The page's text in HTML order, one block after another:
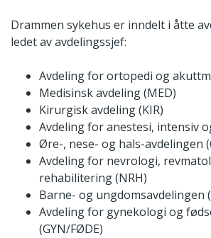
Drammen sykehus er inndelt i åtte
ledet av avdelingssjef:
Avdeling for ortopedi og
Medisinsk avdeling (MED)
Kirurgisk avdeling (KIR)
Avdeling for anestesi, intensiv
Øre-, nese- og hals-avdelingen
Avdeling for nevrologi,
rehabilitering (NRH)
Barne- og ungdomsavdelingen
Avdeling for gynekologi og
(GYN/FØDE)